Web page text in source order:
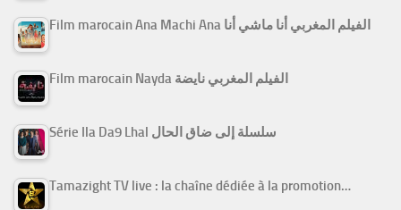
Film marocain Ana Machi Ana الفيلم المغربي أنا ماشي أنا
Film marocain Nayda الفيلم المغربي نايضة
Série Ila Da9 Lhal سلسلة إلى ضاق الحال
Tamazight TV live : la chaîne dédiée à la promotion…